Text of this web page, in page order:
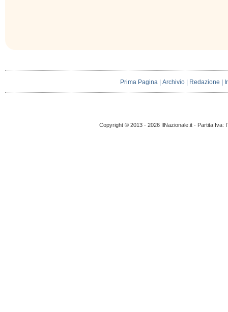
Prima Pagina |Archivio | Redazione |
Copyright © 2013 - 2026 IlNazionale.it - Partita Iva: